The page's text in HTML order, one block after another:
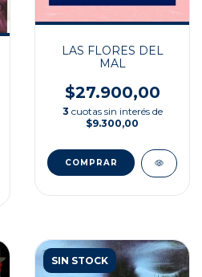
LAS FLORES DEL
MAL
$27.900,00
3 cuotas sin interés de
$9.300,00
SIN STOCK